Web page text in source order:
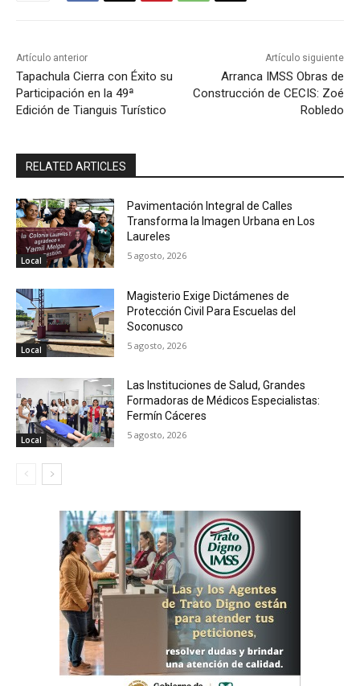
Artículo anterior
Tapachula Cierra con Éxito su
Participación en la 49ª
Edición de Tianguis Turístico
Artículo siguiente
Arranca IMSS Obras de
Construcción de CECIS: Zoé
Robledo
RELATED ARTICLES
Local
Pavimentación Integral de Calles
Transforma la Imagen Urbana en Los
Laureles
5 agosto, 2026
Local
Magisterio Exige Dictámenes de
Protección Civil Para Escuelas del
Soconusco
5 agosto, 2026
Local
Las Instituciones de Salud, Grandes
Formadoras de Médicos Especialistas:
Fermín Cáceres
5 agosto, 2026